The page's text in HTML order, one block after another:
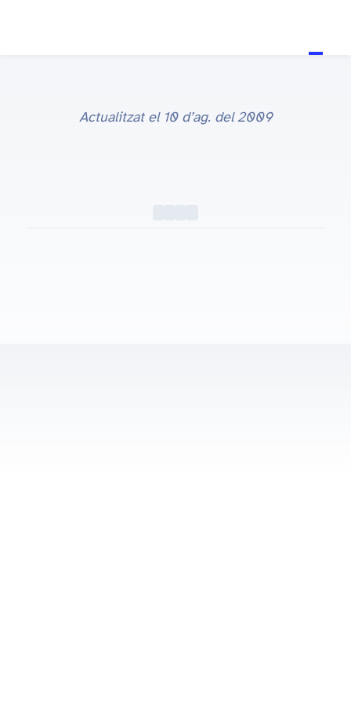
Actualitzat el 10 d’ag. del 2009